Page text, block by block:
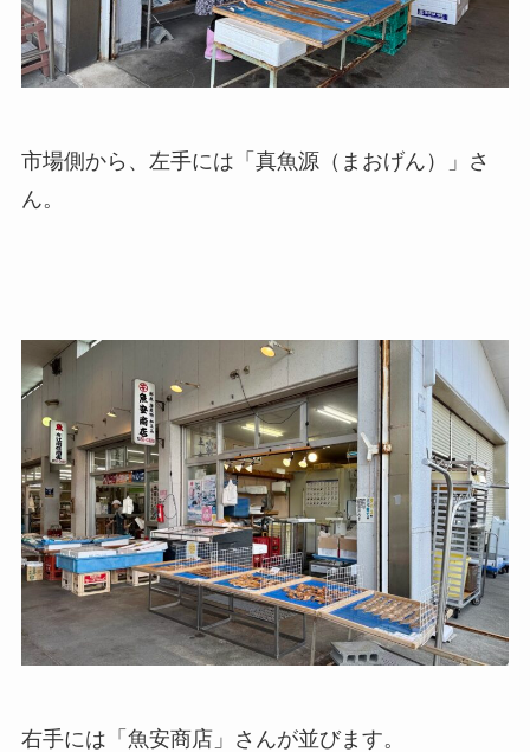
市場側から、左手には「真魚源（まおげん）」さ
ん。
右手には「魚安商店」さんが並びます。